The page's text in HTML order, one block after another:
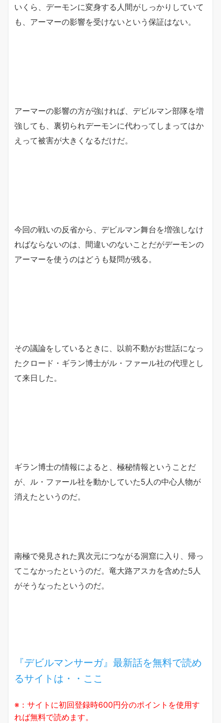
いくら、デーモンに変身する人間がしっかりしていて
も、アーマーの影響を受けないという保証はない。
アーマーの影響の方が強ければ、デビルマン部隊を増
強しても、裏切られデーモンに代わってしまってはか
えって被害が大きくなるだけだ。
今回の戦いの反省から、デビルマン舞台を増強しなけ
ればならないのは、間違いのないことだがデーモンの
アーマーを使うのはどうも疑問が残る。
その議論をしているときに、以前不動がお世話になっ
たクロード・ギラン博士がル・ファール社の代理とし
て来日した。
ギラン博士の情報によると、極秘情報ということだ
が、ル・ファール社を動かしていた5人の中心人物が
消えたというのだ。
南極で発見された異次元につながる洞窟に入り、帰っ
てこなかったというのだ。竜大路アスカを含めた5人
がそうなったというのだ。
『デビルマンサーガ』最新話を無料で読め
るサイトは・・ここ
※：サイトに初回登録時600円分のポイントを使用す
れば無料で読めます。